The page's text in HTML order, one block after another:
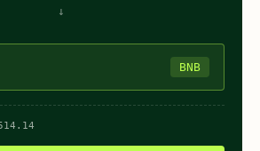
↓
BNB